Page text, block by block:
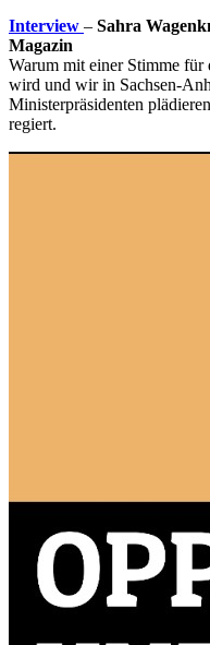
Interview – Sahra
Magazin
Warum mit einer Stimme
wird und wir in Sachsen-
Ministerpräsidenten
regiert.